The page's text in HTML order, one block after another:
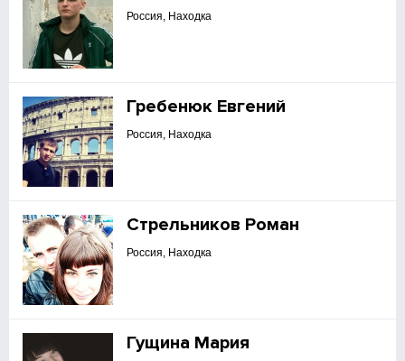
Россия, Находка
Гребенюк Евгений
Россия, Находка
Стрельников Роман
Россия, Находка
Гущина Мария